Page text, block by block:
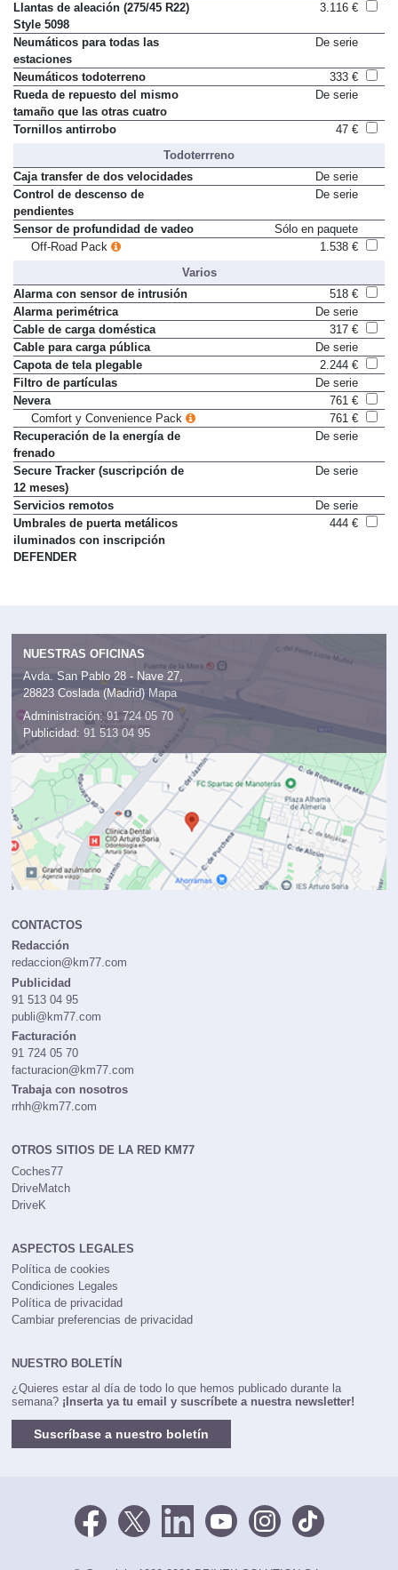
Llantas de aleación (275/45 R22)
Style 5098
3.116 €
Neumáticos para todas las
estaciones
De serie
Neumáticos todoterreno
333 €
Rueda de repuesto del mismo
tamaño que las otras cuatro
De serie
Tornillos antirrobo
47 €
Todoterrreno
Caja transfer de dos velocidades
De serie
Control de descenso de
pendientes
De serie
Sensor de profundidad de vadeo
Sólo en paquete
Off-Road Pack
1.538 €
Varios
Alarma con sensor de intrusión
518 €
Alarma perimétrica
De serie
Cable de carga doméstica
317 €
Cable para carga pública
De serie
Capota de tela plegable
2.244 €
Filtro de partículas
De serie
Nevera
761 €
Comfort y Convenience Pack
761 €
Recuperación de la energía de
frenado
De serie
Secure Tracker (suscripción de
12 meses)
De serie
Servicios remotos
De serie
Umbrales de puerta metálicos
iluminados con inscripción
DEFENDER
444 €
NUESTRAS OFICINAS
Avda. San Pablo 28 - Nave 27,
28823 Coslada (Madrid) Mapa
Administración: 91 724 05 70
Publicidad: 91 513 04 95
CONTACTOS
Redacción
redaccion@km77.com
Publicidad
91 513 04 95
publi@km77.com
Facturación
91 724 05 70
facturacion@km77.com
Trabaja con nosotros
rrhh@km77.com
OTROS SITIOS DE LA RED KM77
Coches77
DriveMatch
DriveK
ASPECTOS LEGALES
Política de cookies
Condiciones Legales
Política de privacidad
Cambiar preferencias de privacidad
NUESTRO BOLETÍN
¿Quieres estar al día de todo lo que hemos publicado durante la
semana? ¡Inserta ya tu email y suscríbete a nuestra newsletter!
Suscríbase a nuestro boletín